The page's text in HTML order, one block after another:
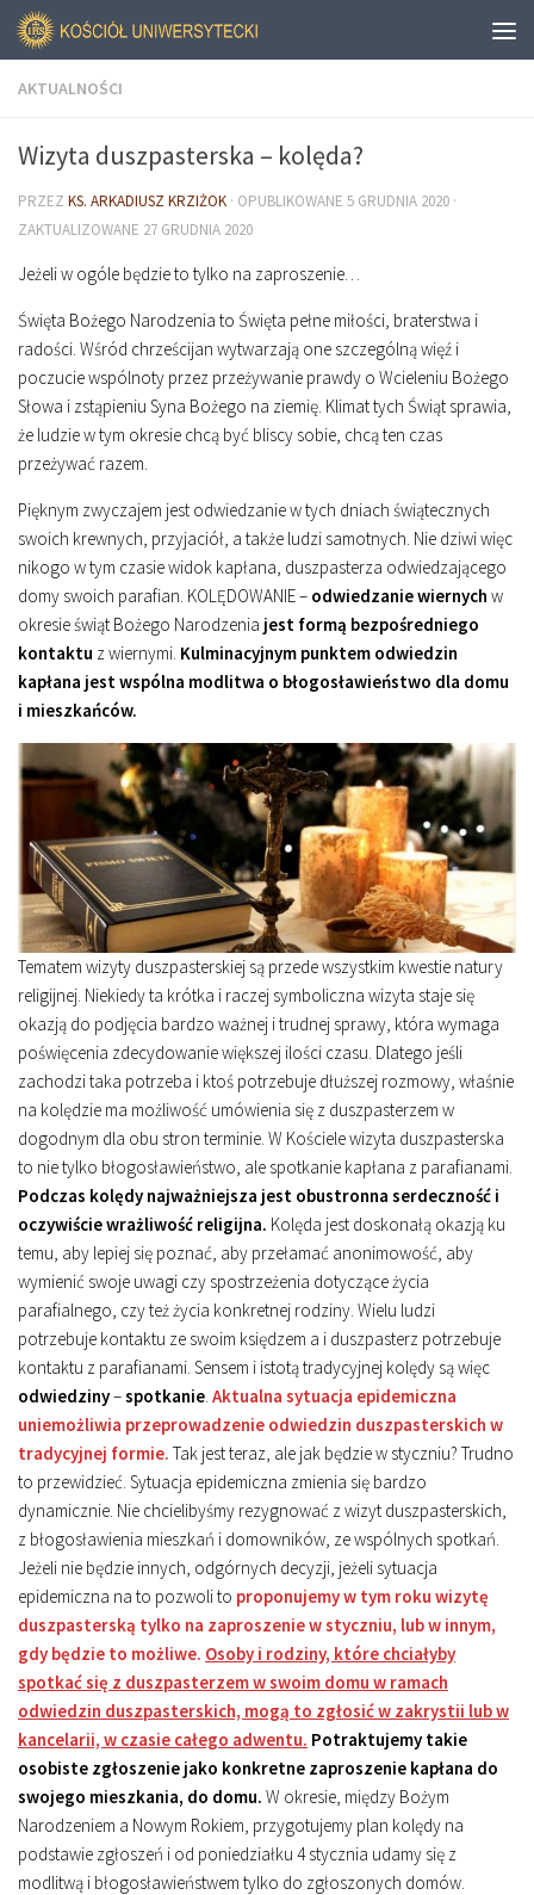
AKTUALNOŚCI
Wizyta duszpasterska – kolęda?
PRZEZ KS. ARKADIUSZ KRZIŻOK · OPUBLIKOWANE 5 GRUDNIA 2020 ·
ZAKTUALIZOWANE 27 GRUDNIA 2020
Jeżeli w ogóle będzie to tylko na zaproszenie…
Święta Bożego Narodzenia to Święta pełne miłości, braterstwa i
radości. Wśród chrześcijan wytwarzają one szczególną więź i
poczucie wspólnoty przez przeżywanie prawdy o Wcieleniu Bożego
Słowa i zstąpieniu Syna Bożego na ziemię. Klimat tych Świąt sprawia,
że ludzie w tym okresie chcą być bliscy sobie, chcą ten czas
przeżywać razem.
Pięknym zwyczajem jest odwiedzanie w tych dniach świątecznych
swoich krewnych, przyjaciół, a także ludzi samotnych. Nie dziwi więc
nikogo w tym czasie widok kapłana, duszpasterza odwiedzającego
domy swoich parafian. KOLĘDOWANIE – odwiedzanie wiernych w
okresie świąt Bożego Narodzenia jest formą bezpośredniego
kontaktu z wiernymi. Kulminacyjnym punktem odwiedzin
kapłana jest wspólna modlitwa o błogosławieństwo dla domu
i mieszkańców.
Tematem wizyty duszpasterskiej są przede wszystkim kwestie natury
religijnej. Niekiedy ta krótka i raczej symboliczna wizyta staje się
okazją do podjęcia bardzo ważnej i trudnej sprawy, która wymaga
poświęcenia zdecydowanie większej ilości czasu. Dlatego jeśli
zachodzi taka potrzeba i ktoś potrzebuje dłuższej rozmowy, właśnie
na kolędzie ma możliwość umówienia się z duszpasterzem w
dogodnym dla obu stron terminie. W Kościele wizyta duszpasterska
to nie tylko błogosławieństwo, ale spotkanie kapłana z parafianami.
Podczas kolędy najważniejsza jest obustronna serdeczność i
oczywiście wrażliwość religijna. Kolęda jest doskonałą okazją ku
temu, aby lepiej się poznać, aby przełamać anonimowość, aby
wymienić swoje uwagi czy spostrzeżenia dotyczące życia
parafialnego, czy też życia konkretnej rodziny. Wielu ludzi
potrzebuje kontaktu ze swoim księdzem a i duszpasterz potrzebuje
kontaktu z parafianami. Sensem i istotą tradycyjnej kolędy są więc
odwiedziny–spotkanie. Aktualna sytuacja epidemiczna
uniemożliwia przeprowadzenie odwiedzin duszpasterskich w
tradycyjnej formie. Tak jest teraz, ale jak będzie w styczniu? Trudno
to przewidzieć. Sytuacja epidemiczna zmienia się bardzo
dynamicznie. Nie chcielibyśmy rezygnować z wizyt duszpasterskich,
z błogosławienia mieszkań i domowników, ze wspólnych spotkań.
Jeżeli nie będzie innych, odgórnych decyzji, jeżeli sytuacja
epidemiczna na to pozwoli to proponujemy w tym roku wizytę
duszpasterską tylko na zaproszenie w styczniu, lub w innym,
gdy będzie to możliwe. Osoby i rodziny, które chciałyby
spotkać się z duszpasterzem w swoim domu w ramach
odwiedzin duszpasterskich, mogą to zgłosić w zakrystii lub w
kancelarii, w czasie całego adwentu. Potraktujemy takie
osobiste zgłoszenie jako konkretne zaproszenie kapłana do
swojego mieszkania, do domu. W okresie, między Bożym
Narodzeniem a Nowym Rokiem, przygotujemy plan kolędy na
podstawie zgłoszeń i od poniedziałku 4 stycznia udamy się z
modlitwą i błogosławieństwem tylko do zgłoszonych domów.